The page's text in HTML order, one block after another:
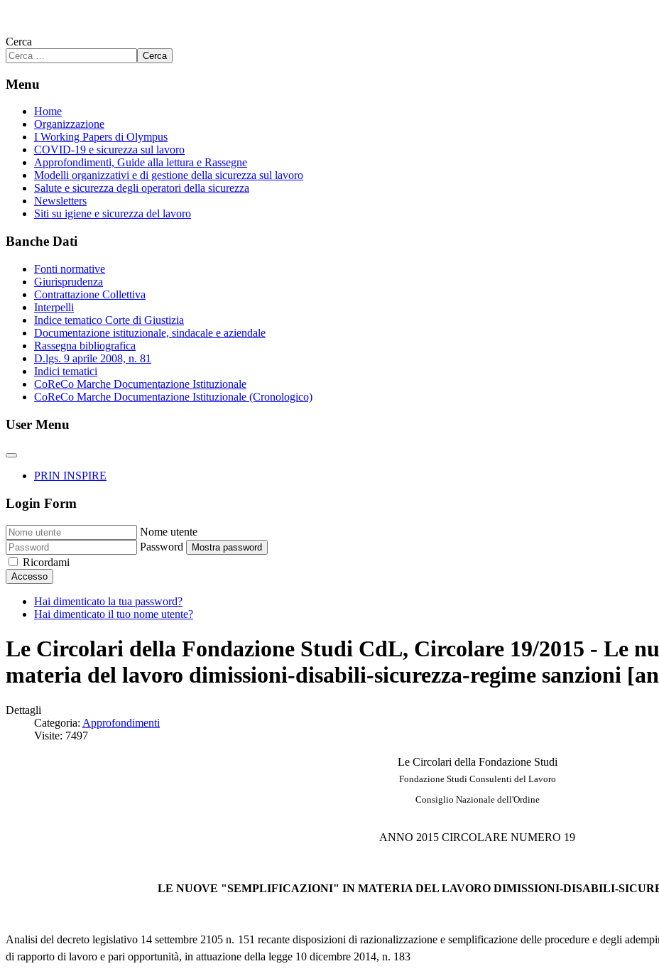
Cerca
Cerca
Menu
Home
Organizzazione
I Working Papers di Olympus
COVID-19 e sicurezza sul lavoro
Approfondimenti, Guide alla lettura e Rassegne
Modelli organizzativi e di gestione della sicurezza sul lavoro
Salute e sicurezza degli operatori della sicurezza
Newsletters
Siti su igiene e sicurezza del lavoro
Banche Dati
Fonti normative
Giurisprudenza
Contrattazione Collettiva
Interpelli
Indice tematico Corte di Giustizia
Documentazione istituzionale, sindacale e aziendale
Rassegna bibliografica
D.lgs. 9 aprile 2008, n. 81
Indici tematici
CoReCo Marche Documentazione Istituzionale
CoReCo Marche Documentazione Istituzionale (Cronologico)
User Menu
PRIN INSPIRE
Login Form
Nome utente
Password
Mostra password
Ricordami
Accesso
Hai dimenticato la tua password?
Hai dimenticato il tuo nome utente?
Le Circolari della Fondazione Studi CdL, Circolare 19/2015 - Le
materia del lavoro dimissioni-disabili-sicurezza-regime sanzioni
Dettagli
Categoria: Approfondimenti
Visite: 7497
Le Circolari della Fondazione Studi
Fondazione Studi Consulenti del Lavoro
Consiglio Nazionale dell'Ordine
ANNO 2015 CIRCOLARE NUMERO 19
LE NUOVE "SEMPLIFICAZIONI" IN MATERIA DEL LAVORO DIMISSIONI-DISABILI-
Analisi del decreto legislativo 14 settembre 2105 n. 151 recante disposizioni di razionalizzazione e semplificazione delle procedure e degli
di rapporto di lavoro e pari opportunità, in attuazione della legge 10 dicembre 2014, n. 183